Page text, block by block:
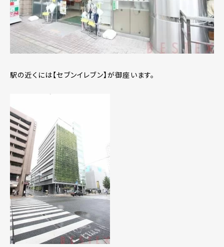
駅の近くには【セブンイレブン】が御座います。